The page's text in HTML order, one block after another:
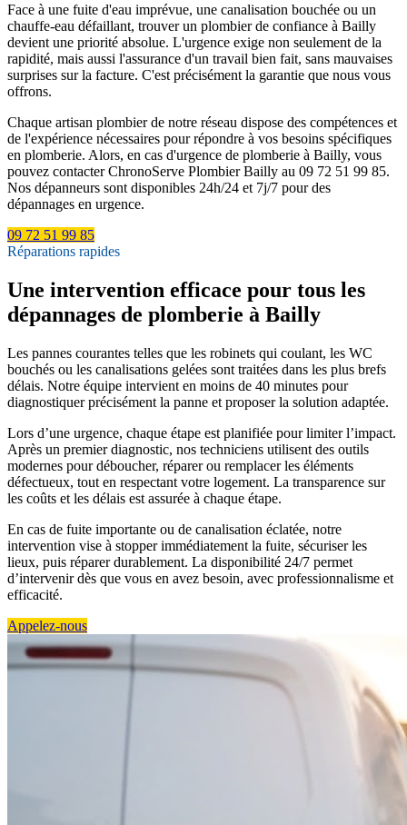
Face à une fuite d'eau imprévue, une canalisation bouchée ou un
chauffe-eau défaillant, trouver un plombier de confiance à Bailly
devient une priorité absolue. L'urgence exige non seulement de la
rapidité, mais aussi l'assurance d'un travail bien fait, sans mauvaises
surprises sur la facture. C'est précisément la garantie que nous vous
offrons.
Chaque artisan plombier de notre réseau dispose des compétences et
de l'expérience nécessaires pour répondre à vos besoins spécifiques
en plomberie. Alors, en cas d'urgence de plomberie à Bailly, vous
pouvez contacter ChronoServe Plombier Bailly au 09 72 51 99 85.
Nos dépanneurs sont disponibles 24h/24 et 7j/7 pour des
dépannages en urgence.
09 72 51 99 85
Réparations rapides
Une intervention efficace pour tous les
dépannages de plomberie à Bailly
Les pannes courantes telles que les robinets qui coulant, les WC
bouchés ou les canalisations gelées sont traitées dans les plus brefs
délais. Notre équipe intervient en moins de 40 minutes pour
diagnostiquer précisément la panne et proposer la solution adaptée.
Lors d’une urgence, chaque étape est planifiée pour limiter l’impact.
Après un premier diagnostic, nos techniciens utilisent des outils
modernes pour déboucher, réparer ou remplacer les éléments
défectueux, tout en respectant votre logement. La transparence sur
les coûts et les délais est assurée à chaque étape.
En cas de fuite importante ou de canalisation éclatée, notre
intervention vise à stopper immédiatement la fuite, sécuriser les
lieux, puis réparer durablement. La disponibilité 24/7 permet
d’intervenir dès que vous en avez besoin, avec professionnalisme et
efficacité.
Appelez-nous